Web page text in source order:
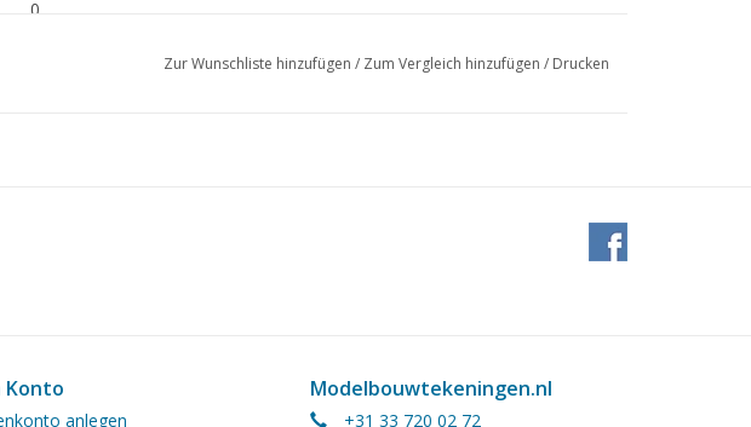
0
Zur Wunschliste hinzufügen / Zum Vergleich hinzufügen / Drucken
Konto
anlegen
Modelbouwtekeningen.nl
+31 33 720 02 72